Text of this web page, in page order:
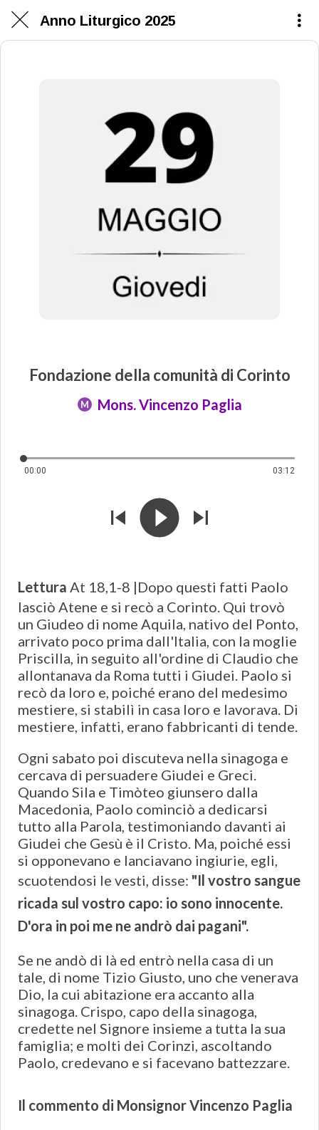
Anno Liturgico 2025
Fondazione della comunità di Corinto
M Mons. Vincenzo Paglia
00:00 03:12
Lettura At 18,1-8 |Dopo questi fatti Paolo
lasciò Atene e si recò a Corinto. Qui trovò
un Giudeo di nome Aquila, nativo del Ponto,
arrivato poco prima dall'Italia, con la moglie
Priscilla, in seguito all'ordine di Claudio che
allontanava da Roma tutti i Giudei. Paolo si
recò da loro e, poiché erano del medesimo
mestiere, si stabilì in casa loro e lavorava. Di
mestiere, infatti, erano fabbricanti di tende.
Ogni sabato poi discuteva nella sinagoga e
cercava di persuadere Giudei e Greci.
Quando Sila e Timòteo giunsero dalla
Macedonia, Paolo cominciò a dedicarsi
tutto alla Parola, testimoniando davanti ai
Giudei che Gesù è il Cristo. Ma, poiché essi
si opponevano e lanciavano ingiurie, egli,
scuotendosi le vesti, disse: "Il vostro sangue
ricada sul vostro capo: io sono innocente.
D'ora in poi me ne andrò dai pagani".
Se ne andò di là ed entrò nella casa di un
tale, di nome Tizio Giusto, uno che venerava
Dio, la cui abitazione era accanto alla
sinagoga. Crispo, capo della sinagoga,
credette nel Signore insieme a tutta la sua
famiglia; e molti dei Corinzi, ascoltando
Paolo, credevano e si facevano battezzare.
Il commento di Monsignor Vincenzo Paglia